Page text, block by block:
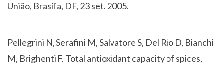
União, Brasília, DF, 23 set. 2005.
Pellegrini N, Serafini M, Salvatore S, Del Rio D, Bianchi
M, Brighenti F. Total antioxidant capacity of spices,